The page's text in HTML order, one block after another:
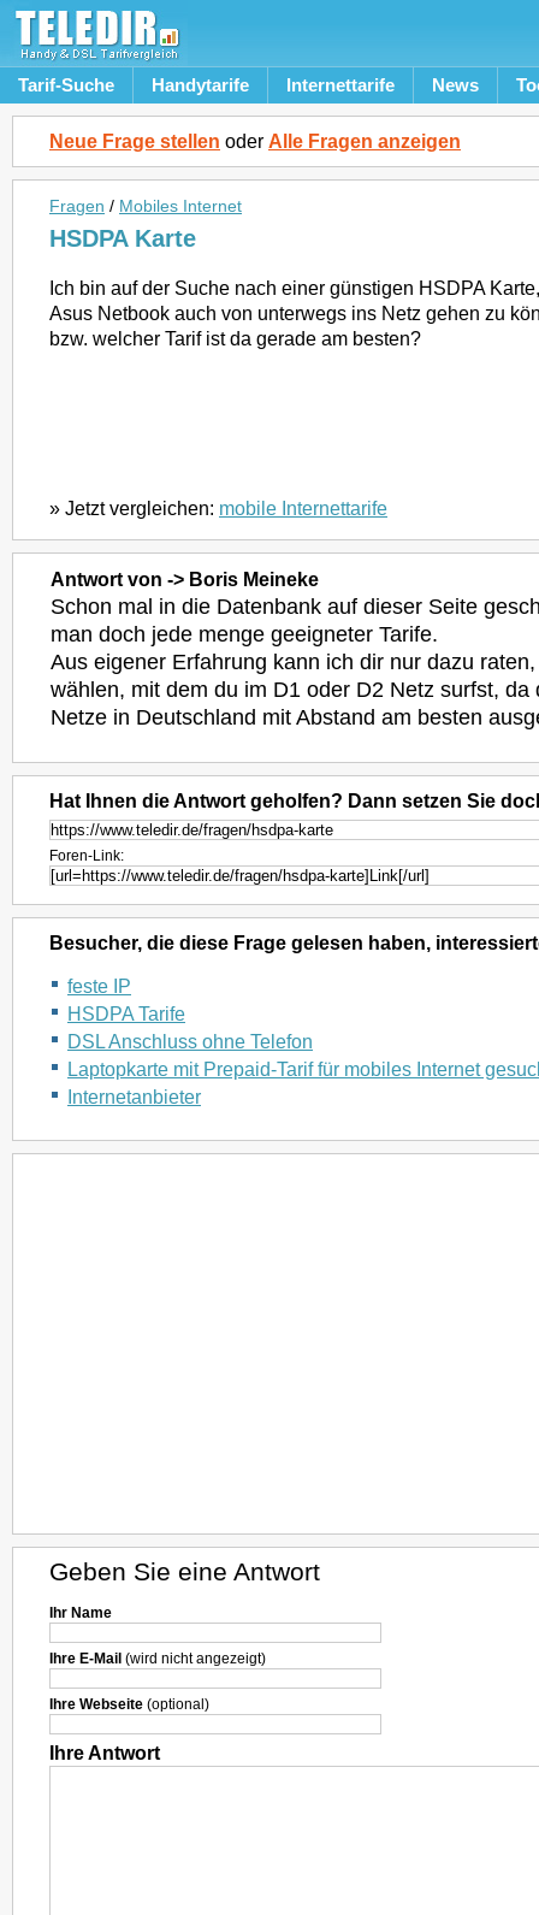
Tarif-Suche Handytarife Internettarife News
Neue Frage stellen oder Alle Fragen anzeigen
Fragen / Mobiles Internet
HSDPA Karte
Ich bin auf der Suche nach einer günstigen HSDPA
Asus Netbook auch von unterwegs ins Netz gehen zu
bzw. welcher Tarif ist da gerade am besten?
» Jetzt vergleichen: mobile Internettarife
Antwort von -> Boris Meineke
Schon mal in die Datenbank auf dieser Seite
man doch jede menge geeigneter Tarife.
Aus eigener Erfahrung kann ich dir nur dazu
wählen, mit dem du im D1 oder D2 Netz surfst, da
Netze in Deutschland mit Abstand am besten
Hat Ihnen die Antwort geholfen? Dann setzen Sie
Foren-Link:
Besucher, die diese Frage gelesen haben,
feste IP
HSDPA Tarife
DSL Anschluss ohne Telefon
Laptopkarte mit Prepaid-Tarif für mobiles Internet
Internetanbieter
Geben Sie eine Antwort
Ihr Name
Ihre E-Mail (wird nicht angezeigt)
Ihre Webseite (optional)
Ihre Antwort